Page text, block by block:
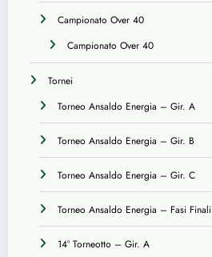
Campionato Over 40
Campionato Over 40
Tornei
Torneo Ansaldo Energia – Gir. A
Torneo Ansaldo Energia – Gir. B
Torneo Ansaldo Energia – Gir. C
Torneo Ansaldo Energia – Fasi Finali
14° Torneotto – Gir. A